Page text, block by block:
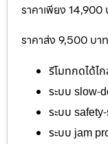
ราคาเพียง 14,900
ราคาส่ง 9,500 บา
รีโมทกดได้ไ
ระบบ slow-
ระบบ
ระบบ jam